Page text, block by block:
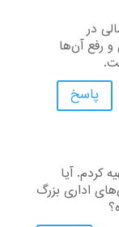
در
رفع آن‌ها
پاسخ
کردم. آیا
اداری بزرگ